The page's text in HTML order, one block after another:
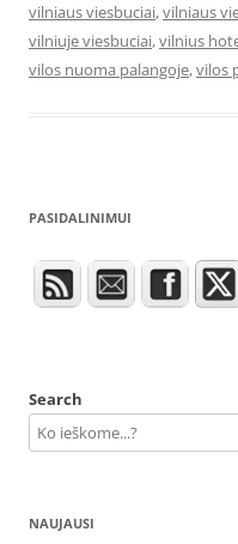
vilniaus viesbuciai,vilniaus
vilniuje viesbuciai,vilnius
vilos nuoma palangoje,vilos
PASIDALINIMUI
Search
NAUJAUSI